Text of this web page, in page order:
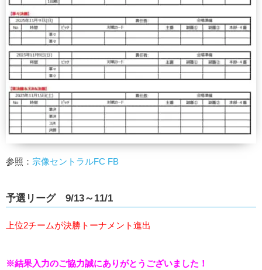
参照： 宗像セントラルFC FB
予選リーグ 9/13～11/1
上位2チームが決勝トーナメント進出
※結果入力のご協力誠にありがとうございました！